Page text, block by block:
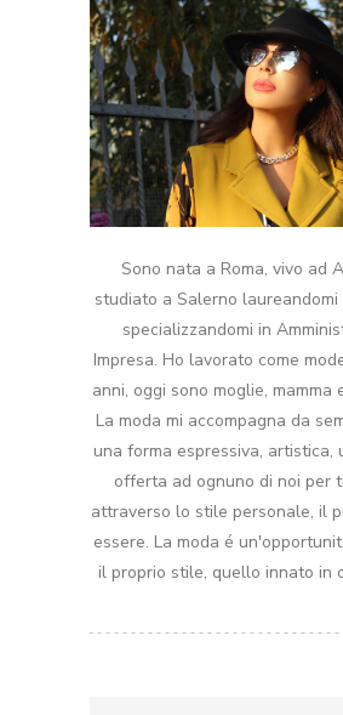
Sono nata a Roma, vivo ad
studiato a Salerno laureandomi
specializzandomi in
Impresa. Ho lavorato come
anni, oggi sono moglie, mamma
La moda mi accompagna da
una forma espressiva, artistica,
offerta ad ognuno di noi per
attraverso lo stile personale, il
essere. La moda é
il proprio stile, quello innato in